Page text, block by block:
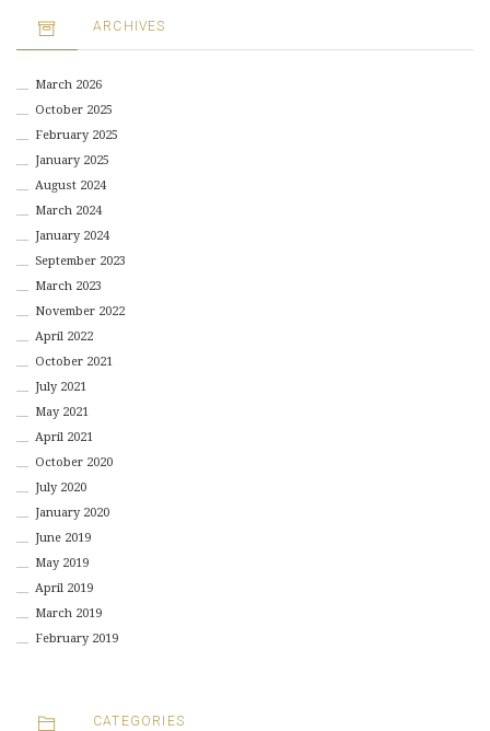
ARCHIVES
March 2026
October 2025
February 2025
January 2025
August 2024
March 2024
January 2024
September 2023
March 2023
November 2022
April 2022
October 2021
July 2021
May 2021
April 2021
October 2020
July 2020
January 2020
June 2019
May 2019
April 2019
March 2019
February 2019
CATEGORIES